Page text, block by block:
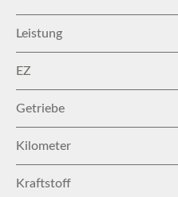
Leistung
EZ
Getriebe
Kilometer
Kraftstoff